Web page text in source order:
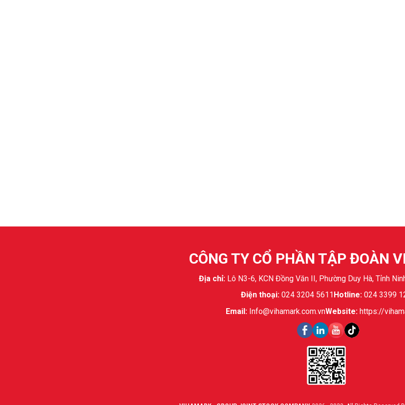
CÔNG TY CỔ PHẦN TẬP ĐOÀN
Địa chỉ: Lô N3-6, KCN Đồng Văn II, Phường Duy Hà, Tỉnh
Điện thoại: 024 3204 5611Hotline: 024 3399
Email: Info@vihamark.com.vnWebsite: https://